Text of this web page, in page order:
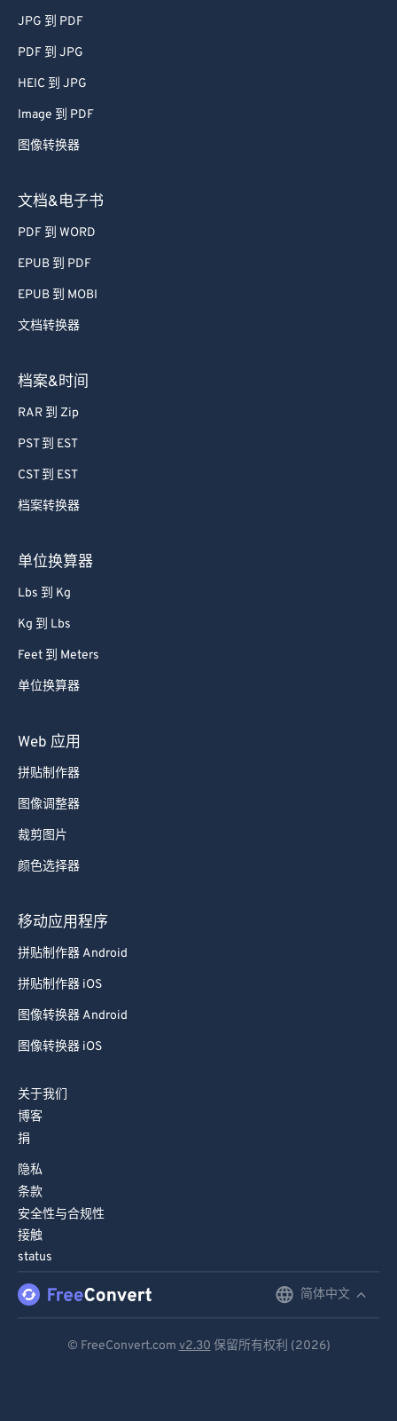
JPG 到 PDF
PDF 到 JPG
HEIC 到 JPG
Image 到 PDF
图像转换器
文档&电子书
PDF 到 WORD
EPUB 到 PDF
EPUB 到 MOBI
文档转换器
档案&时间
RAR 到 Zip
PST 到 EST
CST 到 EST
档案转换器
单位换算器
Lbs 到 Kg
Kg 到 Lbs
Feet 到 Meters
单位换算器
Web 应用
拼贴制作器
图像调整器
裁剪图片
颜色选择器
移动应用程序
拼贴制作器 Android
拼贴制作器 iOS
图像转换器 Android
图像转换器 iOS
关于我们
博客
捐
隐私
条款
安全性与合规性
接触
status
简体中文
© FreeConvert.com v2.30 保留所有权利 (2026)